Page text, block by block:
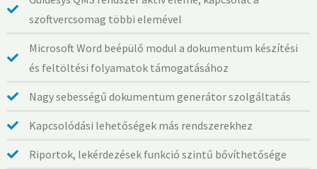
szoftvercsomag többi elemével
Microsoft Word beépülő modul a dokumentum készítési
és feltöltési folyamatok támogatásához
Nagy sebességű dokumentum generátor szolgáltatás
Kapcsolódási lehetőségek más rendszerekhez
Riportok, lekérdezések funkció szintű bővíthetősége